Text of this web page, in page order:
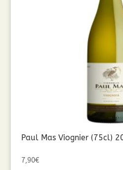
Paul Mas Viognier (75cl)
7,90€